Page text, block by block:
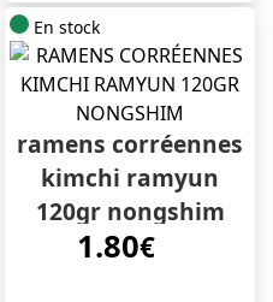
En stock
ramens corréennes
kimchi ramyun
120gr nongshim
1.80€